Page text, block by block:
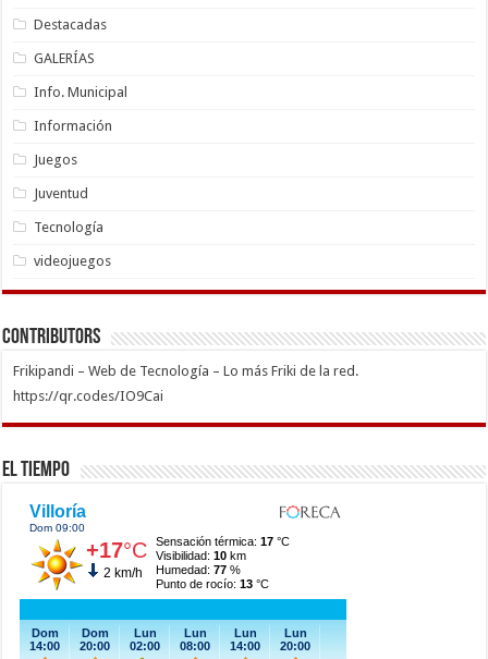
Destacadas
GALERÍAS
Info. Municipal
Información
Juegos
Juventud
Tecnología
videojuegos
Contributors
Frikipandi – Web de Tecnología – Lo más Friki de la red.
https://qr.codes/IO9Cai
El Tiempo